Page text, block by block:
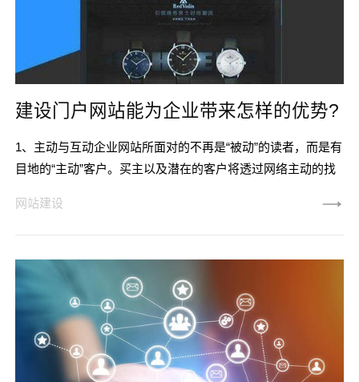
建设门户网站能为企业带来怎样的优势?
1、主动与互动企业网站所面对的不再是“被动”的读者，而是有
目地的“主动”客户。买主以及潜在的客户将透过网络主动的找
站，将能满足使用者需求，甚至达到双向的沟通，这是一般传
统媒体所做不到的。2、无限延伸它的容量不受限制，产品资
受限制，一天24小时，一星期七天，一年365天不停的运作，
随时提供服
网站建设